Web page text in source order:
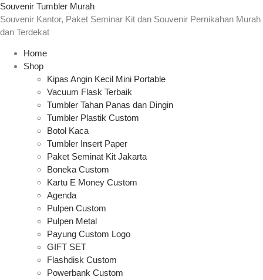
Souvenir Tumbler Murah
Souvenir Kantor, Paket Seminar Kit dan Souvenir Pernikahan Murah
dan Terdekat
Home
Shop
Kipas Angin Kecil Mini Portable
Vacuum Flask Terbaik
Tumbler Tahan Panas dan Dingin
Tumbler Plastik Custom
Botol Kaca
Tumbler Insert Paper
Paket Seminat Kit Jakarta
Boneka Custom
Kartu E Money Custom
Agenda
Pulpen Custom
Pulpen Metal
Payung Custom Logo
GIFT SET
Flashdisk Custom
Powerbank Custom